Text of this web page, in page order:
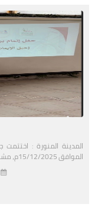
المدينة المنورة : اختتمت
الموافق 15/12/2025م، مشروعها التوعوي..
01-11-